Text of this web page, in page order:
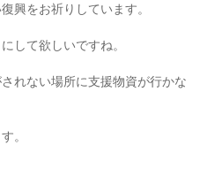
興をお祈りしています。
して欲しいですね。
れない場所に支援物資が行かな
。